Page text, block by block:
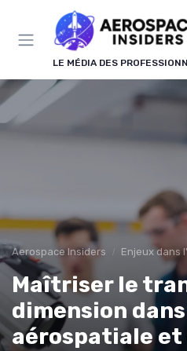
LE MÉDIA DES
Aerospace Insiders Enjeux dans
Maîtriser le
dimension
aérospatiale et
Panneau de gestion des cookies